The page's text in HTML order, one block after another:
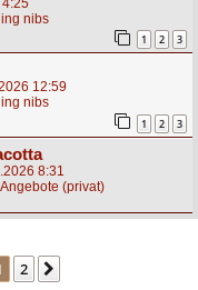
nibs
1 2 3
12:59
nibs
1 2 3
8:31
(privat)
2